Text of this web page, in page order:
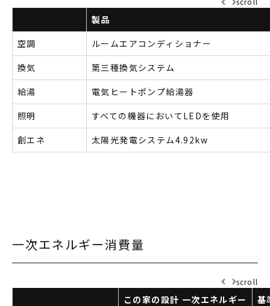
製品
空調
ルームエアコンディショナー
換気
第三種換気システム
給湯
電気ヒートポンプ給湯器
照明
すべての機器においてLEDを使用
創エネ
太陽光発電システム4.92kw
一次エネルギー消費量
scroll
この家の設計 一次エネルギー
基